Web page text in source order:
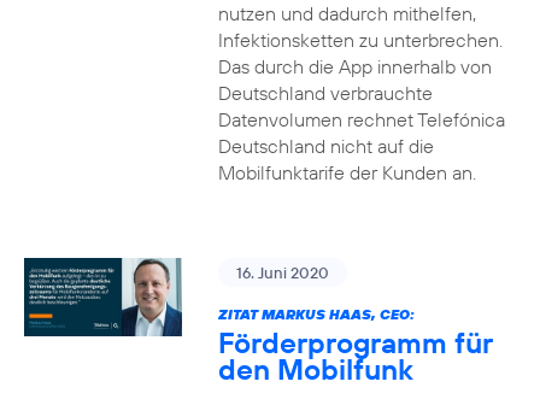
nutzen und dadurch mithelfen,
Infektionsketten zu unterbrechen.
Das durch die App innerhalb von
Deutschland verbrauchte
Datenvolumen rechnet Telefónica
Deutschland nicht auf die
Mobilfunktarife der Kunden an.
16. Juni 2020
ZITAT MARKUS HAAS, CEO:
Förderprogramm für
den Mobilfunk